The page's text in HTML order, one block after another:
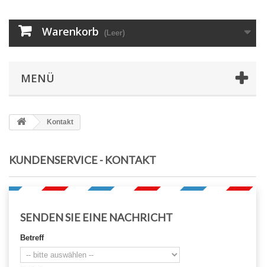
Warenkorb (Leer)
MENÜ
Kontakt
KUNDENSERVICE - KONTAKT
SENDEN SIE EINE NACHRICHT
Betreff